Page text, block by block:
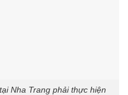
Nha Trang phải thực hiện